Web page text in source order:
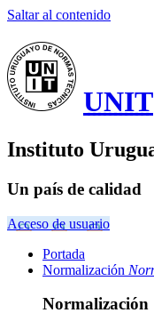
Saltar al contenido
UNIT
Instituto
Un país de calidad
Acceso de usuario
Portada
Normalización
Normalización